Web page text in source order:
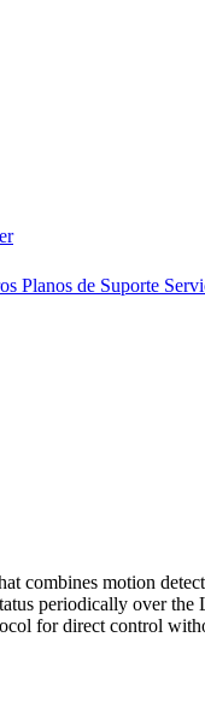
Planos de Suporte
combines motion
periodically over
for direct control